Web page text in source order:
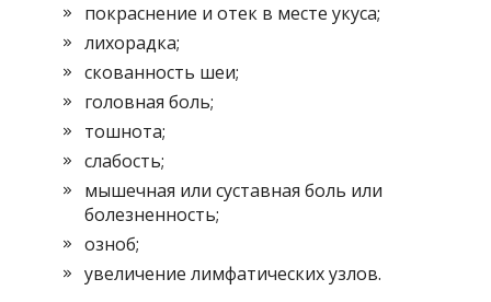
покраснение и отек в месте укуса;
лихорадка;
скованность шеи;
головная боль;
тошнота;
слабость;
мышечная или суставная боль или
болезненность;
озноб;
увеличение лимфатических узлов.